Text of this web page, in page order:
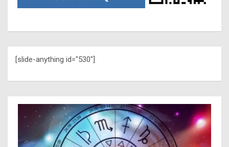
[slide-anything id="530"]